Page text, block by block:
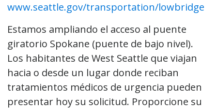
www.seattle.gov/transportation/lowbridge
Estamos ampliando el acceso al puente
giratorio Spokane (puente de bajo nivel).
Los habitantes de West Seattle que viajan
hacia o desde un lugar donde reciban
tratamientos médicos de urgencia pueden
presentar hoy su solicitud. Proporcione su